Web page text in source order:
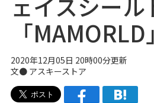
「MAMORLD」
2020年12月05日 20時00分更新
文● アスキーストア